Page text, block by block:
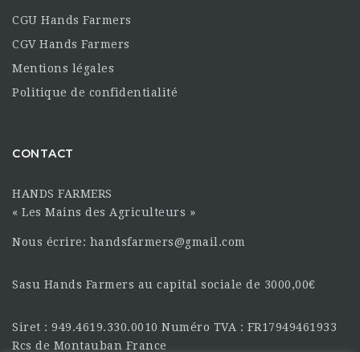
CGU Hands Farmers
CGV Hands Farmers
Mentions légales
Politique de confidentialité
CONTACT
HANDS FARMERS
« Les Mains des Agriculteurs »
Nous écrire: handsfarmers@gmail.com
Sasu Hands Farmers au capital sociale de 3000,00€
Siret : 949.4619.330.0010 Numéro TVA : FR17949461933
Rcs de Montauban France